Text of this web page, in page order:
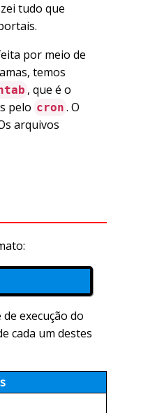
tudo que
por meio de
temos
, que é o
pelo cron . O
arquivos
execução do
cada um destes